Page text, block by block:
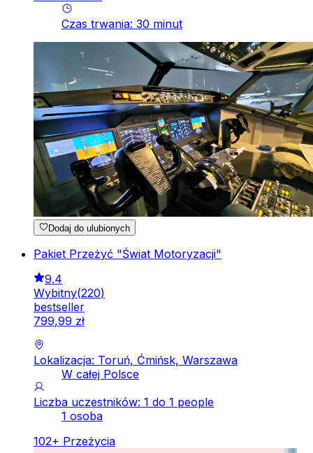
Czas trwania: 30 minut
Dodaj do ulubionych
Pakiet Przeżyć "Świat Motoryzacji"
9.4
Wybitny(220)
bestseller
799,99 zł
Lokalizacja: Toruń, Ćmińsk, Warszawa
W całej Polsce
Liczba uczestników: 1 do 1 people
1 osoba
102+ Przeżycia